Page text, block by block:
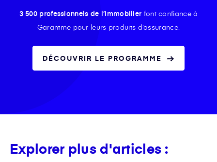
3 500 professionnels de l’immobilier font confiance à
Garantme pour leurs produits d’assurance.
DÉCOUVRIR LE PROGRAMME
Explorer plus d'articles :